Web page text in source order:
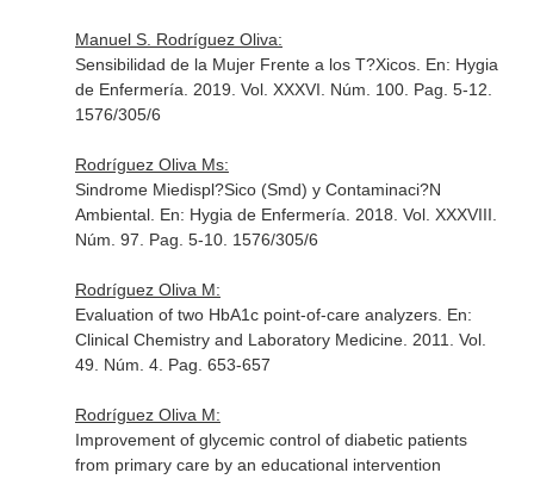
Manuel S. Rodríguez Oliva:
Sensibilidad de la Mujer Frente a los T?Xicos. En: Hygia
de Enfermería . 2019. Vol. XXXVI. Núm. 100. Pag. 5-12.
1576/305/6
Rodríguez Oliva Ms:
Sindrome Miedispl?Sico (Smd) y Contaminaci?N
Ambiental. En: Hygia de Enfermería . 2018. Vol. XXXVIII.
Núm. 97. Pag. 5-10. 1576/305/6
Rodríguez Oliva M:
Evaluation of two HbA1c point-of-care analyzers. En:
Clinical Chemistry and Laboratory Medicine. 2011. Vol.
49. Núm. 4. Pag. 653-657
Rodríguez Oliva M:
Improvement of glycemic control of diabetic patients
from primary care by an educational intervention